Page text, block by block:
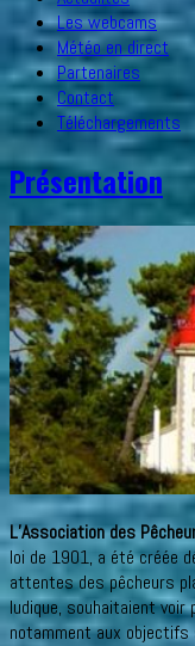
Les webcams
Météo en direct
Partenaires
Contact
Téléchargements
Présentation
L’Association des
loi de 1901, a été créée
attentes des pêcheurs
ludique, souhaitaient
notamment aux objectifs